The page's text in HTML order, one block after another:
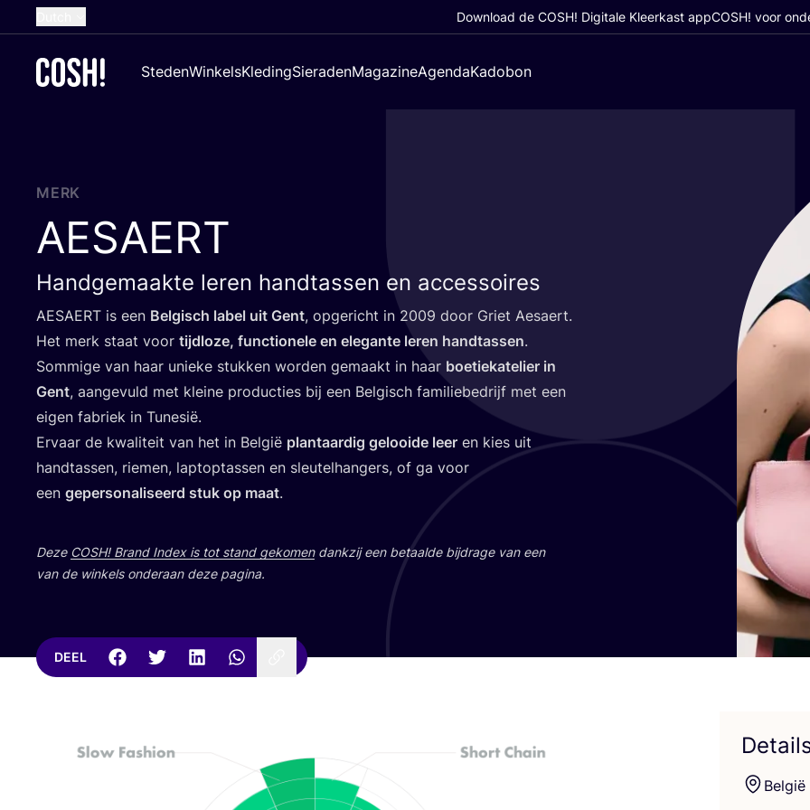
French
Croatian
Download de COSH! Digitale Kleerkast appCOSH! voor
StedenWinkelsKledingSieradenMagazineAgendaKadobon
MERK
AESAERT
Handgemaakte leren handtassen en accessoires
AESAERT is een Bel­gisch label uit Gent, opge­richt in 2009 door Griet Aesaert.
Het merk staat voor tijd­lo­ze, func­ti­o­ne­le en ele­gan­te leren hand­tas­sen.
Som­mi­ge van haar unie­ke stuk­ken wor­den gemaakt in haar boe­tie­ka­te­lier in
Gent, aan­ge­vuld met klei­ne pro­duc­ties bij een Bel­gisch fami­lie­be­drijf met een
eigen fabriek in Tunesië.
Ervaar de kwa­li­teit van het in Bel­gië plant­aar­dig gelooi­de leer en kies uit
hand­tas­sen, rie­men, lap­top­tas­sen en sleu­tel­han­gers, of ga voor
een geper­so­na­li­seerd stuk op maat.
Deze COSH! Brand Index is tot stand geko­mendank­zij een betaal­de bij­dra­ge van een
van de win­kels onder­aan deze pagina.
DEEL
Bel­gië